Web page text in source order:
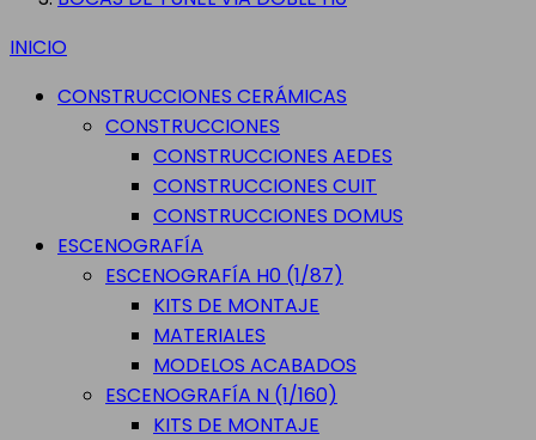
INICIO
CONSTRUCCIONES CERÁMICAS
CONSTRUCCIONES
CONSTRUCCIONES AEDES
CONSTRUCCIONES CUIT
CONSTRUCCIONES DOMUS
ESCENOGRAFÍA
ESCENOGRAFÍA H0 (1/87)
KITS DE MONTAJE
MATERIALES
MODELOS ACABADOS
ESCENOGRAFÍA N (1/160)
KITS DE MONTAJE